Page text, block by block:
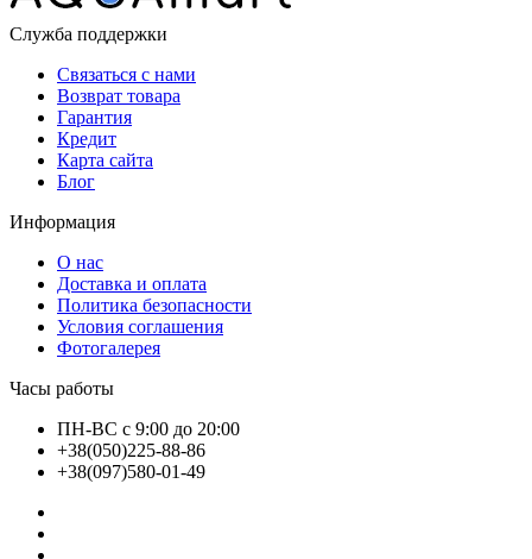
Служба поддержки
Связаться с нами
Возврат товара
Гарантия
Кредит
Карта сайта
Блог
Информация
О нас
Доставка и оплата
Политика безопасности
Условия соглашения
Фотогалерея
Часы работы
ПН-ВС с 9:00 до 20:00
+38(050)225-88-86
+38(097)580-01-49